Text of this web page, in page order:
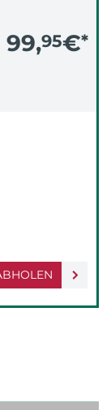
99,95€*